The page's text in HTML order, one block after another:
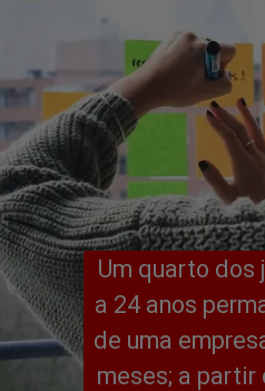
Um quarto dos
a 24 anos
de uma
meses; a partir